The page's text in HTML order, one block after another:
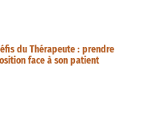
du Thérapeute : prendre
face à son patient